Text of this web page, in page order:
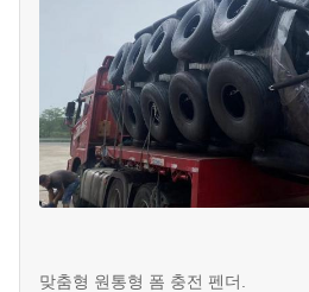
맞춤형 원통형 폼 충전 펜더.